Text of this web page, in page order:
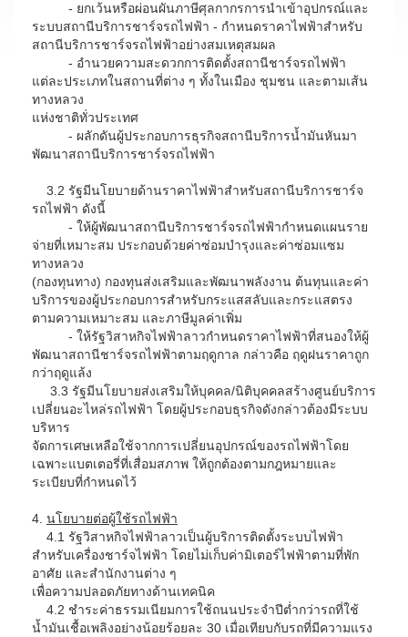
- ยกเว้นหรือผ่อนผันภาษีศุลกากรการนำเข้าอุปกรณ์และ
ระบบสถานีบริการชาร์จรถไฟฟ้า - กำหนดราคาไฟฟ้าสำหรับ
สถานีบริการชาร์จรถไฟฟ้าอย่างสมเหตุสมผล
- อำนวยความสะดวกการติดตั้งสถานีชาร์จรถไฟฟ้า
แต่ละประเภทในสถานที่ต่าง ๆ ทั้งในเมือง ชุมชน และตามเส้น
ทางหลวง
แห่งชาติทั่วประเทศ
- ผลักดันผู้ประกอบการธุรกิจสถานีบริการน้ำมันหันมา
พัฒนาสถานีบริการชาร์จรถไฟฟ้า
3.2 รัฐมีนโยบายด้านราคาไฟฟ้าสำหรับสถานีบริการชาร์จ
รถไฟฟ้า ดังนี้
- ให้ผู้พัฒนาสถานีบริการชาร์จรถไฟฟ้ากำหนดแผนราย
จ่ายที่เหมาะสม ประกอบด้วยค่าซ่อมบำรุงและค่าซ่อมแซม
ทางหลวง
(กองทุนทาง) กองทุนส่งเสริมและพัฒนาพลังงาน ต้นทุนและค่า
บริการของผู้ประกอบการสำหรับกระแสสลับและกระแสตรง
ตามความเหมาะสม และภาษีมูลค่าเพิ่ม
- ให้รัฐวิสาหกิจไฟฟ้าลาวกำหนดราคาไฟฟ้าที่สนองให้ผู้
พัฒนาสถานีชาร์จรถไฟฟ้าตามฤดูกาล กล่าวคือ ฤดูฝนราคาถูก
กว่าฤดูแล้ง
3.3 รัฐมีนโยบายส่งเสริมให้บุคคล/นิติบุคคลสร้างศูนย์บริการ
เปลี่ยนอะไหล่รถไฟฟ้า โดยผู้ประกอบธุรกิจดังกล่าวต้องมีระบบ
บริหาร
จัดการเศษเหลือใช้จากการเปลี่ยนอุปกรณ์ของรถไฟฟ้าโดย
เฉพาะแบตเตอรี่ที่เสื่อมสภาพ ให้ถูกต้องตามกฎหมายและ
ระเบียบที่กำหนดไว้
4. นโยบายต่อผู้ใช้รถไฟฟ้า
4.1 รัฐวิสาหกิจไฟฟ้าลาวเป็นผู้บริการติดตั้งระบบไฟฟ้า
สำหรับเครื่องชาร์จไฟฟ้า โดยไม่เก็บค่ามิเตอร์ไฟฟ้าตามที่พัก
อาศัย และสำนักงานต่าง ๆ
เพื่อความปลอดภัยทางด้านเทคนิค
4.2 ชำระค่าธรรมเนียมการใช้ถนนประจำปีต่ำกว่ารถที่ใช้
น้ำมันเชื้อเพลิงอย่างน้อยร้อยละ 30 เมื่อเทียบกับรถที่มีความแรง